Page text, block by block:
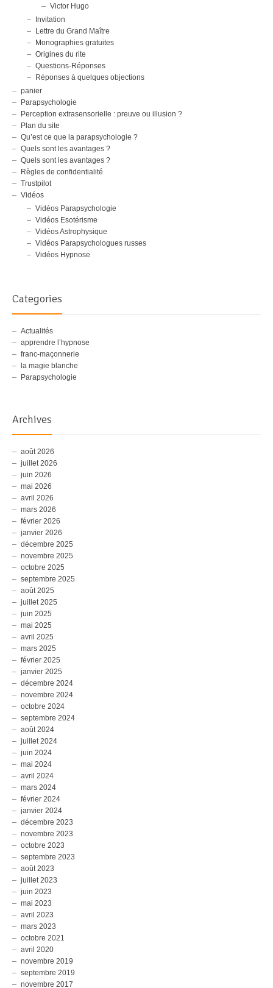
Victor Hugo
Invitation
Lettre du Grand Maître
Monographies gratuites
Origines du rite
Questions-Réponses
Réponses à quelques objections
panier
Parapsychologie
Perception extrasensorielle : preuve ou illusion ?
Plan du site
Qu’est ce que la parapsychologie ?
Quels sont les avantages ?
Quels sont les avantages ?
Règles de confidentialité
Trustpilot
Vidéos
Vidéos Parapsychologie
Vidéos Esotérisme
Vidéos Astrophysique
Vidéos Parapsychologues russes
Vidéos Hypnose
Categories
Actualités
apprendre l’hypnose
franc-maçonnerie
la magie blanche
Parapsychologie
Archives
août 2026
juillet 2026
juin 2026
mai 2026
avril 2026
mars 2026
février 2026
janvier 2026
décembre 2025
novembre 2025
octobre 2025
septembre 2025
août 2025
juillet 2025
juin 2025
mai 2025
avril 2025
mars 2025
février 2025
janvier 2025
décembre 2024
novembre 2024
octobre 2024
septembre 2024
août 2024
juillet 2024
juin 2024
mai 2024
avril 2024
mars 2024
février 2024
janvier 2024
décembre 2023
novembre 2023
octobre 2023
septembre 2023
août 2023
juillet 2023
juin 2023
mai 2023
avril 2023
mars 2023
octobre 2021
avril 2020
novembre 2019
septembre 2019
novembre 2017